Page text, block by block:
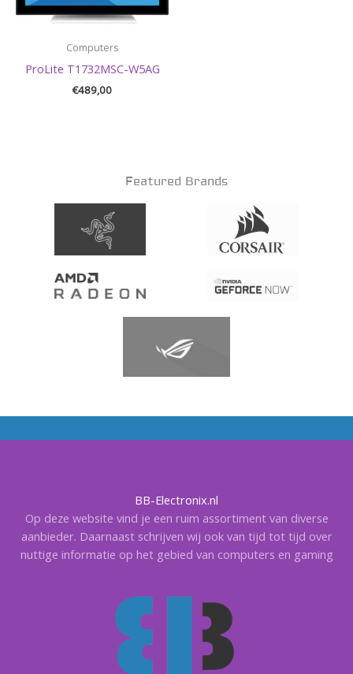
Computers
ProLite T1732MSC-W5AG
€489,00
Featured Brands
BB-Electronix.nl
Op deze website vind je een ruim assortiment van diverse
aanbieder. Daarnaast schrijven wij ook van tijd tot tijd over
nuttige informatie op het gebied van computers en gaming